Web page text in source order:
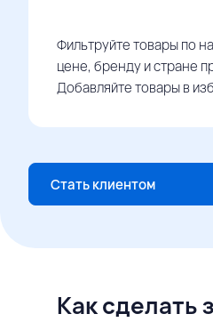
Фильтруйте товары по
цене, бренду и стране
Добавляйте товары в
Стать клиентом
Как сделать